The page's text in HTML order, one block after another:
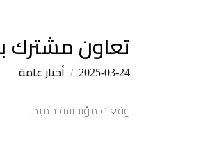
تعاون مشترك
2025-03-24
أخبار عامة
وقعت مؤسسة حميد…